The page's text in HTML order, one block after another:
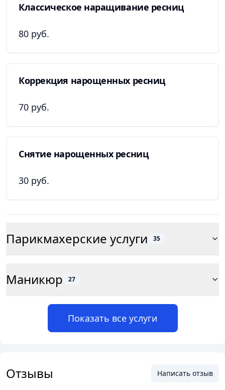
Классическое наращивание ресниц
80 руб.
Коррекция нарощенных ресниц
70 руб.
Снятие нарощенных ресниц
30 руб.
Парикмахерские услуги 35
Маникюр 27
Показать все услуги
Отзывы Написать отзыв